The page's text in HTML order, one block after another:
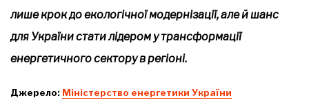
лише крок до екологічної модернізації, але й шанс
для України стати лідером у трансформації
енергетичного сектору в регіоні.
Джерело: Міністерство енергетики України